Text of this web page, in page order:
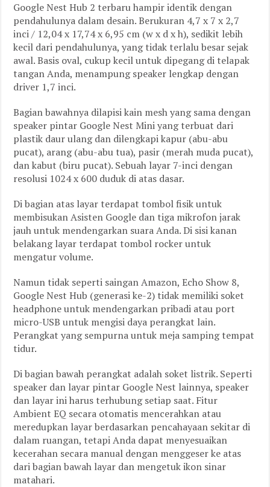
Google Nest Hub 2 terbaru hampir identik dengan
pendahulunya dalam desain. Berukuran 4,7 x 7 x 2,7
inci / 12,04 x 17,74 x 6,95 cm (w x d x h), sedikit lebih
kecil dari pendahulunya, yang tidak terlalu besar sejak
awal. Basis oval, cukup kecil untuk dipegang di telapak
tangan Anda, menampung speaker lengkap dengan
driver 1,7 inci.
Bagian bawahnya dilapisi kain mesh yang sama dengan
speaker pintar Google Nest Mini yang terbuat dari
plastik daur ulang dan dilengkapi kapur (abu-abu
pucat), arang (abu-abu tua), pasir (merah muda pucat),
dan kabut (biru pucat). Sebuah layar 7-inci dengan
resolusi 1024 x 600 duduk di atas dasar.
Di bagian atas layar terdapat tombol fisik untuk
membisukan Asisten Google dan tiga mikrofon jarak
jauh untuk mendengarkan suara Anda. Di sisi kanan
belakang layar terdapat tombol rocker untuk
mengatur volume.
Namun tidak seperti saingan Amazon, Echo Show 8,
Google Nest Hub (generasi ke-2) tidak memiliki soket
headphone untuk mendengarkan pribadi atau port
micro-USB untuk mengisi daya perangkat lain.
Perangkat yang sempurna untuk meja samping tempat
tidur.
Di bagian bawah perangkat adalah soket listrik. Seperti
speaker dan layar pintar Google Nest lainnya, speaker
dan layar ini harus terhubung setiap saat. Fitur
Ambient EQ secara otomatis mencerahkan atau
meredupkan layar berdasarkan pencahayaan sekitar di
dalam ruangan, tetapi Anda dapat menyesuaikan
kecerahan secara manual dengan menggeser ke atas
dari bagian bawah layar dan mengetuk ikon sinar
matahari.